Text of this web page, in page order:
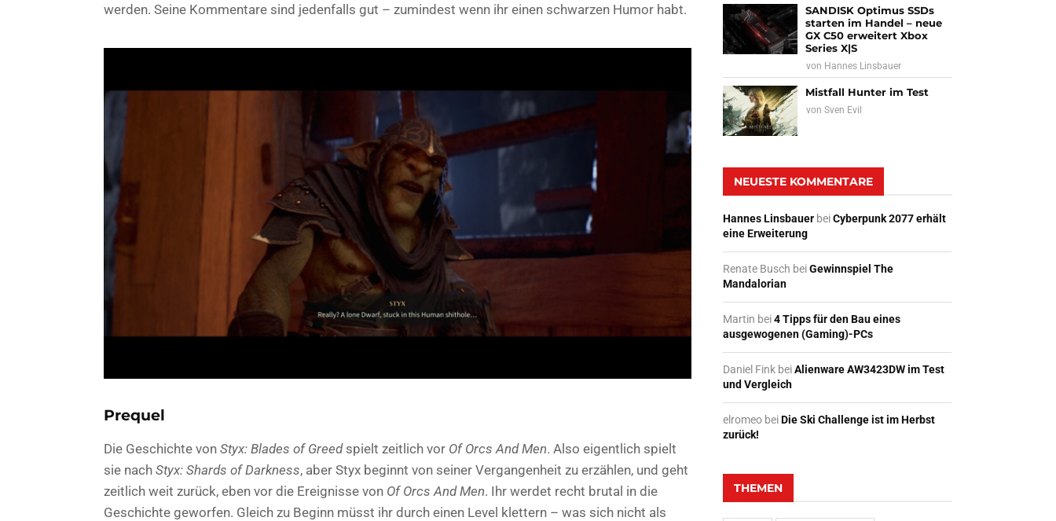
werden. Seine Kommentare sind jedenfalls gut – zumindest wenn ihr einen schwarzen Humor habt.
Prequel
Die Geschichte von Styx: Blades of Greedspielt zeitlich vor Of Orcs And Men. Also eigentlich spielt
sie nach Styx: Shards of Darkness, aber Styx beginnt von seiner Vergangenheit zu erzählen, und geht
zeitlich weit zurück, eben vor die Ereignisse von Of Orcs And Men. Ihr werdet recht brutal in die
Geschichte geworfen. Gleich zu Beginn müsst ihr durch einen Level klettern – was sich nicht als
SANDISK Optimus SSDs
starten im Handel – neue
GX C50 erweitert Xbox
Series X|S
von Hannes Linsbauer
Mistfall Hunter im Test
vonSven Evil
NEUESTE KOMMENTARE
Hannes Linsbauer beiCyberpunk 2077 erhält
eine Erweiterung
Renate Busch beiGewinnspiel The
Mandalorian
Martin bei4 Tipps für den Bau eines
ausgewogenen (Gaming)-PCs
Daniel Fink beiAlienware AW3423DW im Test
und Vergleich
elromeo beiDie Ski Challenge ist im Herbst
zurück!
THEMEN